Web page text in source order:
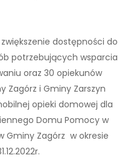
dostępności do
potrzebujących wsparcia
oraz 30 opiekunów
Zagórz i Gminy Zarszyn
opieki domowej dla
Domu Pomocy w
Gminy Zagórz w okresie